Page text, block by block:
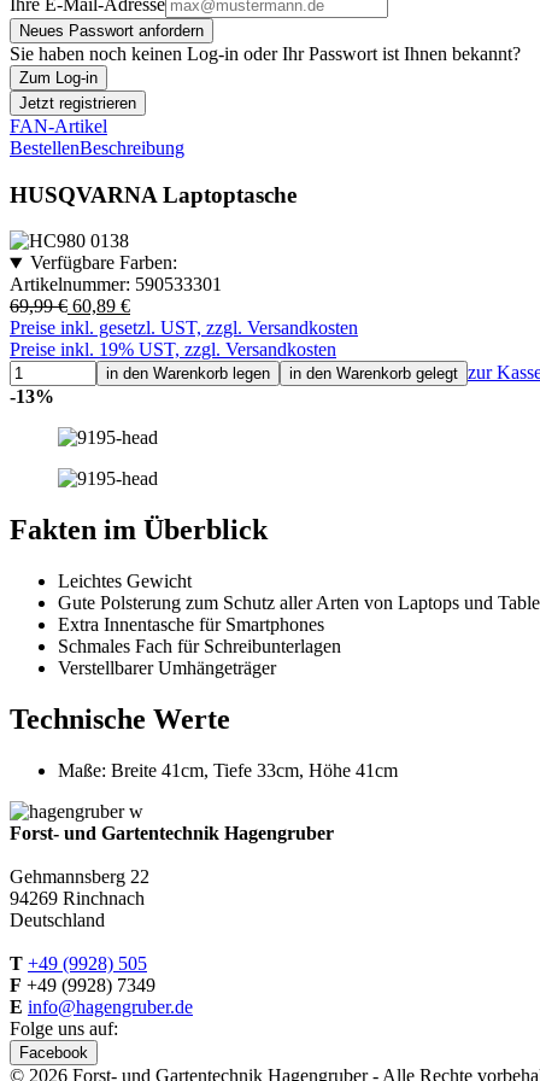
Ihre E-Mail-Adresse
Neues Passwort anfordern
Sie haben noch keinen Log-in oder Ihr Passwort ist Ihnen bekannt?
Zum Log-in
Jetzt registrieren
FAN-Artikel
BestellenBeschreibung
HUSQVARNA Laptoptasche
Verfügbare Farben:
Artikelnummer: 590533301
69,99 € 60,89 €
Preise inkl. gesetzl. UST, zzgl. Versandkosten
Preise inkl. 19% UST, zzgl. Versandkosten
in den Warenkorb legen in den Warenkorb gelegt zur
-13%
Fakten im Überblick
Leichtes Gewicht
Gute Polsterung zum Schutz aller Arten von Laptops und
Extra Innentasche für Smartphones
Schmales Fach für Schreibunterlagen
Verstellbarer Umhängeträger
Technische Werte
Maße: Breite 41cm, Tiefe 33cm, Höhe 41cm
Forst- und Gartentechnik Hagengruber
Gehmannsberg 22
94269 Rinchnach
Deutschland
T +49 (9928) 505
F +49 (9928) 7349
E info@hagengruber.de
Folge uns auf:
Facebook
© 2026 Forst- und Gartentechnik Hagengruber - Alle Rechte